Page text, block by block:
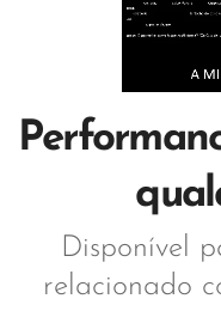
Disponível
relacionado